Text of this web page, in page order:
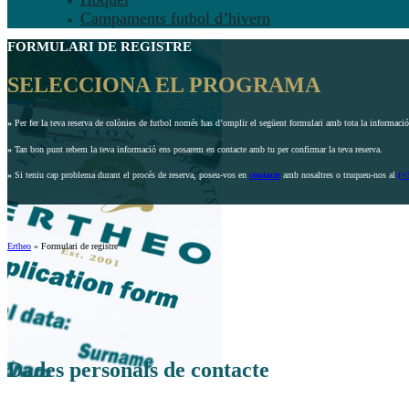
Campaments futbol d’hivern
FORMULARI DE REGISTRE
SELECCIONA EL PROGRAMA
» Per fer la teva reserva de colònies de futbol només has d’omplir el següent formulari amb tota la informació
» Tan bon punt rebem la teva informació ens posarem en contacte amb tu per confirmar la teva reserva.
» Si teniu cap problema durant el procés de reserva, poseu-vos en contacte amb nosaltres o truqueu-nos al
Ertheo » Formulari de registre
Dades personals de contacte